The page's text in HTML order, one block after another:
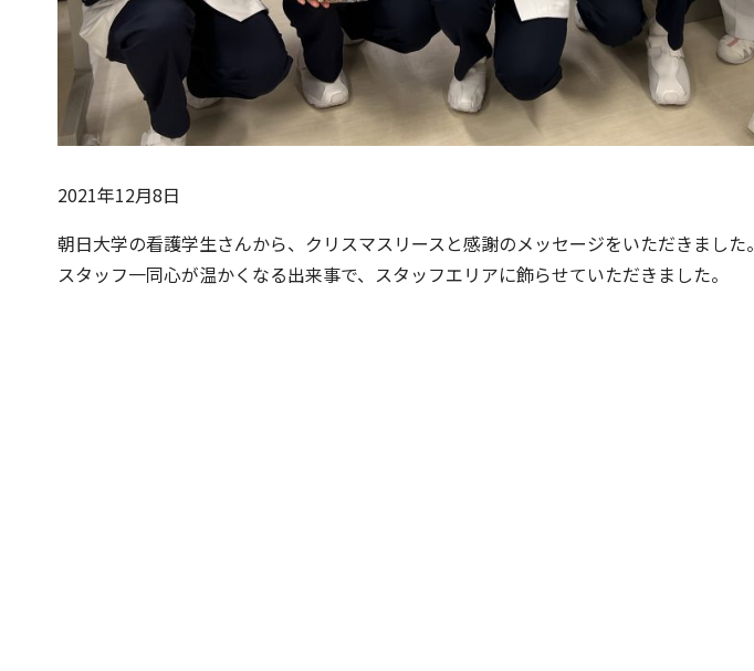
2021年12月8日
朝日大学の看護学生さんから、クリスマスリースと感謝のメッセージをいただきました。
スタッフ一同心が温かくなる出来事で、スタッフエリアに飾らせていただきました。